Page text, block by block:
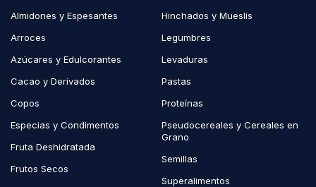
Almidones y Espesantes
Arroces
Azúcares y Edulcorantes
Cacao y Derivados
Copos
Especias y Condimentos
Fruta Deshidratada
Frutos Secos
Hinchados y Mueslis
Legumbres
Levaduras
Pastas
Proteínas
Pseudocereales y Cereales en
Grano
Semillas
Superalimentos